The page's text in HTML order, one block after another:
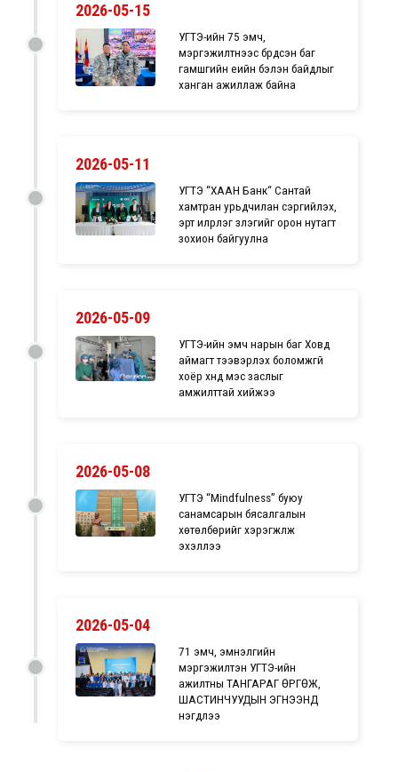
2026-05-15
УГТЭ-ийн 75 эмч,
мэргэжилтнээс бүрдсэн баг
гамшгийн үеийн бэлэн байдлыг
ханган ажиллаж байна
2026-05-11
УГТЭ “ХААН Банк“ Сантай
хамтран урьдчилан сэргийлэх,
эрт илрүүлэг үзлэгийг орон нутагт
зохион байгуулна
2026-05-09
УГТЭ-ийн эмч нарын баг Ховд
аймагт тээвэрлэх боломжгүй
хоёр хүнд мэс заслыг
амжилттай хийжээ
2026-05-08
УГТЭ “Mindfulness” буюу
санамсарын бясалгалын
хөтөлбөрийг хэрэгжүүлж
эхэллээ
2026-05-04
71 эмч, эмнэлгийн
мэргэжилтэн УГТЭ-ийн
ажилтны ТАНГАРАГ ӨРГӨЖ,
ШАСТИНЧУУДЫН ЭГНЭЭНД
нэгдлээ